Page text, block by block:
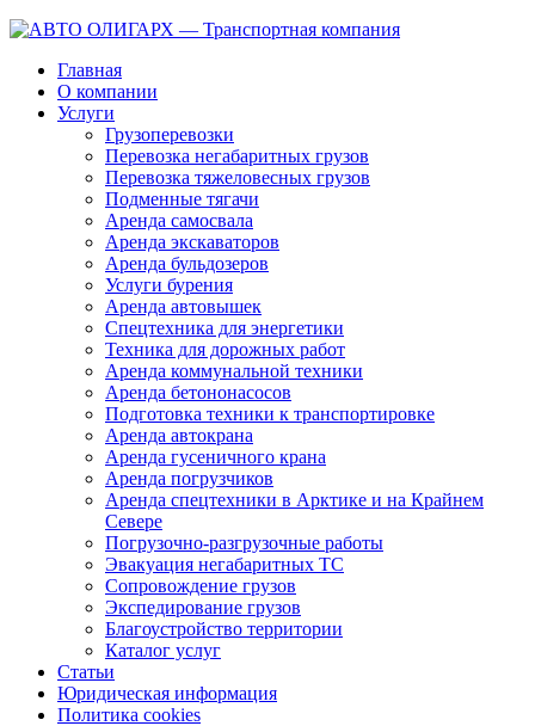
Главная
О компании
Услуги
Грузоперевозки
Перевозка негабаритных грузов
Перевозка тяжеловесных грузов
Подменные тягачи
Аренда самосвала
Аренда экскаваторов
Аренда бульдозеров
Услуги бурения
Аренда автовышек
Спецтехника для энергетики
Техника для дорожных работ
Аренда коммунальной техники
Аренда бетононасосов
Подготовка техники к транспортировке
Аренда автокрана
Аренда гусеничного крана
Аренда погрузчиков
Аренда спецтехники в Арктике и на Крайнем
Севере
Погрузочно-разгрузочные работы
Эвакуация негабаритных ТС
Сопровождение грузов
Экспедирование грузов
Благоустройство территории
Каталог услуг
Статьи
Юридическая информация
Политика cookies